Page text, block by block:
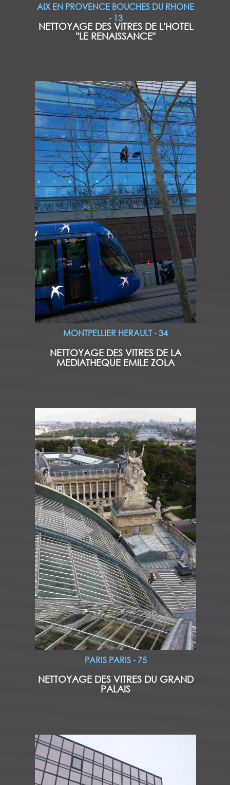
AIX EN PROVENCE BOUCHES DU RHONE
- 13
NETTOYAGE DES VITRES DE L'HOTEL
"LE RENAISSANCE"
MONTPELLIER HERAULT - 34
NETTOYAGE DES VITRES DE LA
MEDIATHEQUE EMILE ZOLA
PARIS PARIS - 75
NETTOYAGE DES VITRES DU GRAND
PALAIS